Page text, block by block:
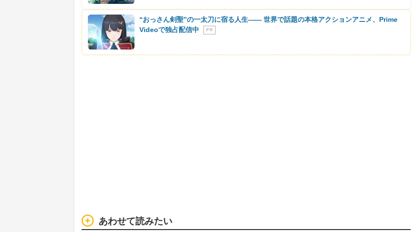
“おっさん剣聖”の一太刀に宿る人生―― 世界で話題の本格アクションアニメ、Prime
Videoで独占配信中
P R
あわせて読みたい